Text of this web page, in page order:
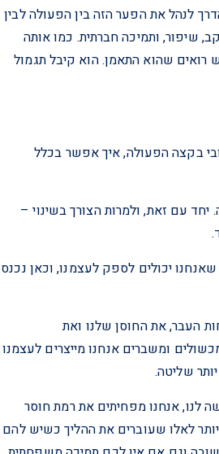
לנהל את הפער הזה בין הפעולה לבין
שיפור, ותמיכה חברתית. כמו אותה
שהוא התאמן. הוא קיבל תגמול
בקצה הפעולה, איך אפשר בכלל
יחד עם זאת, ולמרות הצורך בשינוי –
יכולים לספק לעצמנו, וכאן נכנס
העבר, את החוסן שלנו ואת
ומשברים אנחנו מייצרים לעצמנו
שליטה.
לנו, אנחנו מפחיתים את רמת חוסר
לאלו שעוברים את ההליך כשיש להם